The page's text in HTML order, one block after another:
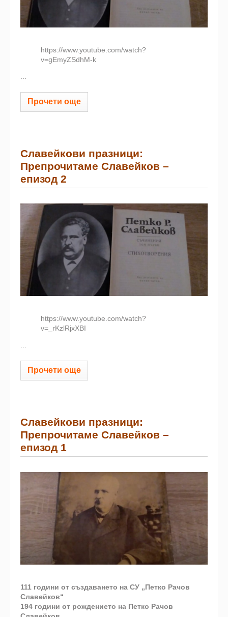
https://www.youtube.com/watch?
v=gEmyZSdhM-k
Прочети още
Славейкови празници:
Препрочитаме Славейков –
eпизод 2
https://www.youtube.com/watch?
v=_rKzlRjxXBI
Прочети още
Славейкови празници:
Препрочитаме Славейков –
eпизод 1
111 години от създаването на СУ „Петко Рачов
Славейков“
194 години от рождението на Петко Рачов